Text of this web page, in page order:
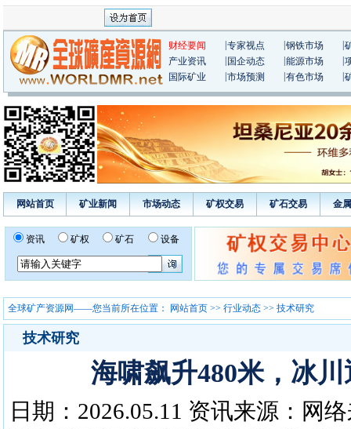
财经要闻 专家视点 钢铁市场
产业资讯
国企动态 能源市场
国际矿业
市场预测 有色市场
网站首页 矿业新闻 市场动态 矿权交易 矿石交易 金
资讯 矿权 矿石 设备
全球矿产资源网——您当前所在位置： 网站首页 >> 行业动态 >> 技术研究
技术研究
海啸飙升480米，冰
日期：2026.05.11 资讯来源：网